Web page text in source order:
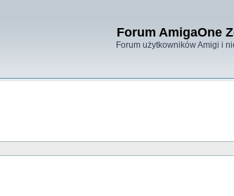
Forum AmigaOne
Forum użytkowników Amigi i